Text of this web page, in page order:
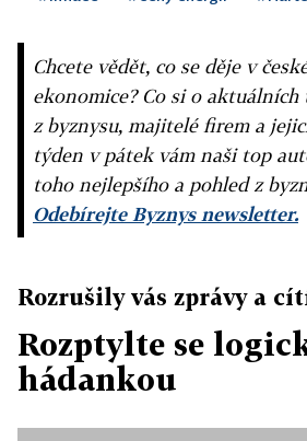
Chcete vědět, co se děje v
ekonomice? Co si o
z byznysu, majitelé firem a
týden v pátek vám naši top
toho nejlepšího a pohled z
Odebírejte Byznys newsletter.
Rozrušily vás zprávy a
Rozptylte se
hádankou